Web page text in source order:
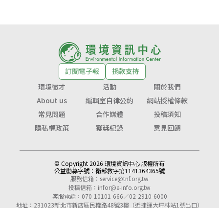
訂閱電子報
捐款支持
環境徵才
活動
關於我們
About us
編輯室自律公約
網站授權條款
常見問題
合作媒體
投稿須知
隱私權政策
獲獎紀錄 意見回饋
© Copyright 2026 環境資訊中心 版權所有
公益勸募字號： 衛部救字第1141364365號
服務信箱： service@tnf.org.tw
投稿信箱： infor@e-info.org.tw
客服電話：070-10101-666／02-2910-6000
地址：231023新北市新店區民權路48號3樓（近捷運大坪林站1號出口）